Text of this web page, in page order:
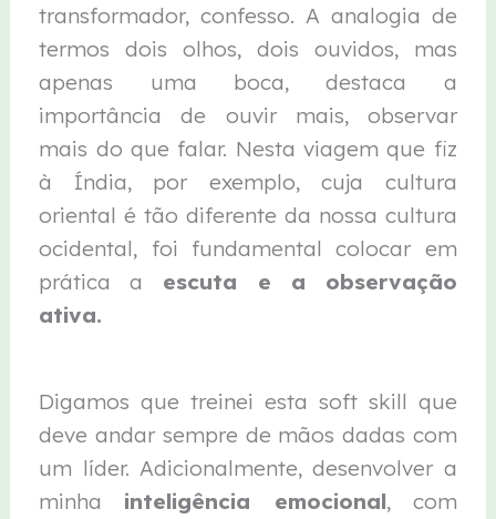
transformador, confesso. A analogia de
termos dois olhos, dois ouvidos, mas
apenas uma boca, destaca a
importância de ouvir mais, observar
mais do que falar. Nesta viagem que fiz
à Índia, por exemplo, cuja cultura
oriental é tão diferente da nossa cultura
ocidental, foi fundamental colocar em
prática a escuta e a observação
ativa.
Digamos que treinei esta soft skill que
deve andar sempre de mãos dadas com
um líder. Adicionalmente, desenvolver a
minha inteligência emocional, com